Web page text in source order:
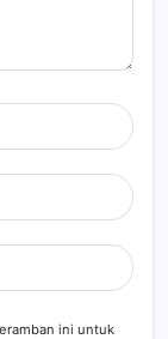
ini untuk